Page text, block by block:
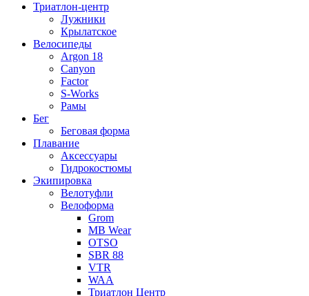
Триатлон-центр
Лужники
Крылатское
Велосипеды
Argon 18
Canyon
Factor
S-Works
Рамы
Бег
Беговая форма
Плавание
Аксессуары
Гидрокостюмы
Экипировка
Велотуфли
Велоформа
Grom
MB Wear
OTSO
SBR 88
VTR
WAA
Триатлон Центр